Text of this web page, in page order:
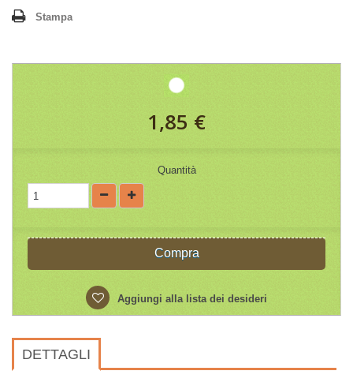
Stampa
1,85 €
Quantità
Compra
Aggiungi alla lista dei desideri
DETTAGLI